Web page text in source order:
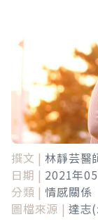
撰文 | 林靜芸醫
日期 | 2021年
分類 | 情感關係
圖檔來源 | 達志